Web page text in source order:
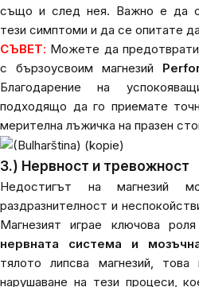
също и след нея. Важно е да
тези симптоми и да се опитате
СЪВЕТ: Можете да
с бързоусвоим магнезий
Благодарение на
подходящо да го приемате
мерителна лъжичка на празен
3.) Нервност и тревожност
Недостигът на магнезий
раздразнителност и
Магнезият играе ключова
нервната система и
тялото липсва магнезий,
нарушаване на тези процеси,